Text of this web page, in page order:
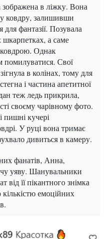
в ліжку. Вона
ковдру, залишивши
для фантазії. Позувала
шкарпетках, а саме
Однак
помилуватися. Свої
в колінах, тому для
і частина апетитної
теж ледь прикрила,
своєму чарівному фото.
пишні кучері
У руці вона тримає
дивиться в камеру.
фанатів, Анна,
уяву. Шанувальники
її пікантного знімка
емоційних